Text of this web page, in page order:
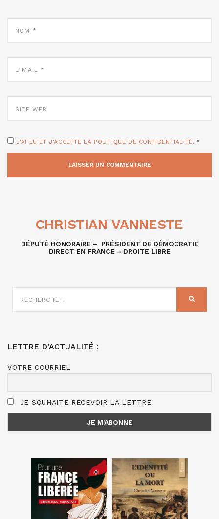
MAIL
WEB
J'AI LU ET J'ACCEPTE LA POLITIQUE DE CONFIDENTIALITÉ. *
CHRISTIAN VANNESTE
DÉPUTÉ HONORAIRE – PRÉSIDENT DE DÉMOCRATIE
DIRECT EN FRANCE – DROITE LIBRE
SUR
LETTRE D’ACTUALITÉ :
VOTRE COURRIEL
JE SOUHAITE RECEVOIR LA LETTRE